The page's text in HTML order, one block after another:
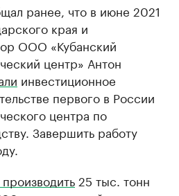
ранее, что в июне 2021
края и
ООО «Кубанский
центр» Антон
инвестиционное
первого в России
центра по
Завершить работу
25 тыс. тонн